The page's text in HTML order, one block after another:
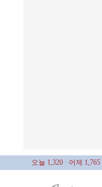
오늘 1,320 · 어제 1,765